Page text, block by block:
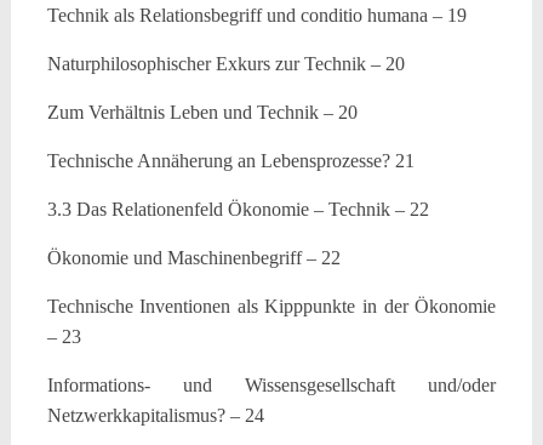
Technik als Relationsbegriff und conditio humana – 19
Naturphilosophischer Exkurs zur Technik – 20
Zum Verhältnis Leben und Technik – 20
Technische Annäherung an Lebensprozesse? 21
3.3 Das Relationenfeld Ökonomie – Technik – 22
Ökonomie und Maschinenbegriff – 22
Technische Inventionen als Kipppunkte in der Ökonomie
– 23
Informations- und Wissensgesellschaft und/oder
Netzwerkkapitalismus? – 24